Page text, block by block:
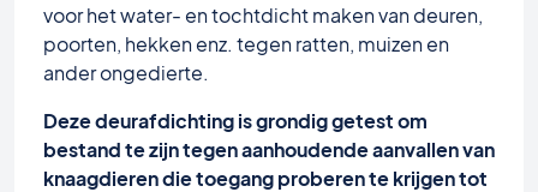
voor het water- en tochtdicht maken van deuren,
poorten, hekken enz. tegen ratten, muizen en
ander ongedierte.
Deze deurafdichting is grondig getest om
bestand te zijn tegen aanhoudende aanvallen van
knaagdieren die toegang proberen te krijgen tot